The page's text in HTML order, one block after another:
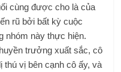
cùng được cho là của
rũ bởi bất kỳ cuộc
nhóm này thực hiện.
trưởng xuất sắc, cô
thú vị bên cạnh cô ấy, và